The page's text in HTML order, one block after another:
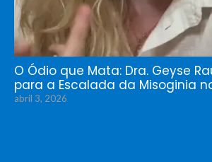
O Ódio que Mata: Dra. Geyse
para a Escalada da Misoginia
abril 3, 2026